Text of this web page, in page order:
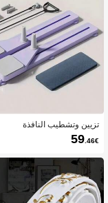
تزيين وتشطيب النافذة
59.46€